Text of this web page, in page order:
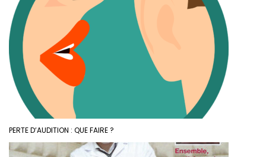
PERTE D’AUDITION : QUE FAIRE ?